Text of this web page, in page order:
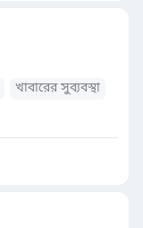
খাবারের সুব্যবস্থা